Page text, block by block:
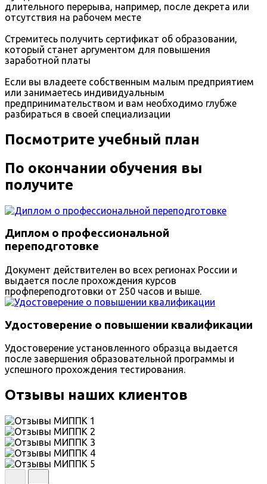
длительного перерыва, например, после декрета или
отсутствия на рабочем месте
Стремитесь получить сертификат об образовании,
который станет аргументом для повышения
заработной платы
Если вы владеете собственным малым предприятием
или занимаетесь индивидуальным
предпринимательством и вам необходимо глубже
разбираться в своей специализации
Посмотрите учебный план
По окончании обучения вы
получите
Диплом о профессиональной
переподготовке
Документ действителен во всех регионах России и
выдается после прохождения курсов
профпереподготовки от 250 часов и выше.
Удостоверение о повышении квалификации
Удостоверение установленного образца выдается
после завершения образовательной программы и
успешного прохождения тестирования.
Отзывы наших клиентов